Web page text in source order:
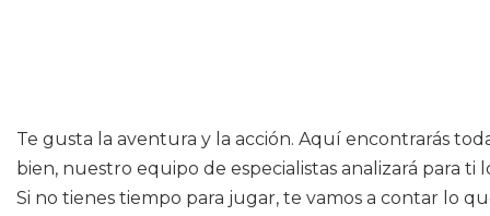
Te gusta la aventura y la acción. Aquí encontrarás
bien, nuestro equipo de especialistas analizará para
Si no tienes tiempo para jugar, te vamos a contar lo